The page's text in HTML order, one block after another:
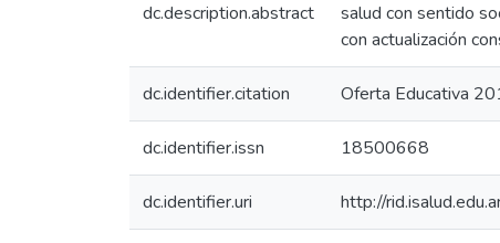
dc.description.abstract
salud con sentido
con actualización
dc.identifier.citation Oferta Educativa
dc.identifier.issn 18500668
dc.identifier.uri http://